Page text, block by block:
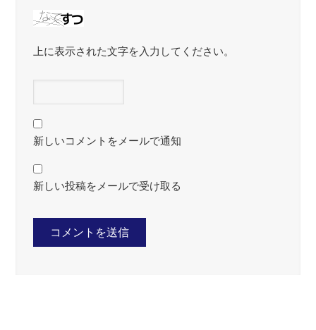
上に表示された文字を入力してください。
新しいコメントをメールで通知
新しい投稿をメールで受け取る